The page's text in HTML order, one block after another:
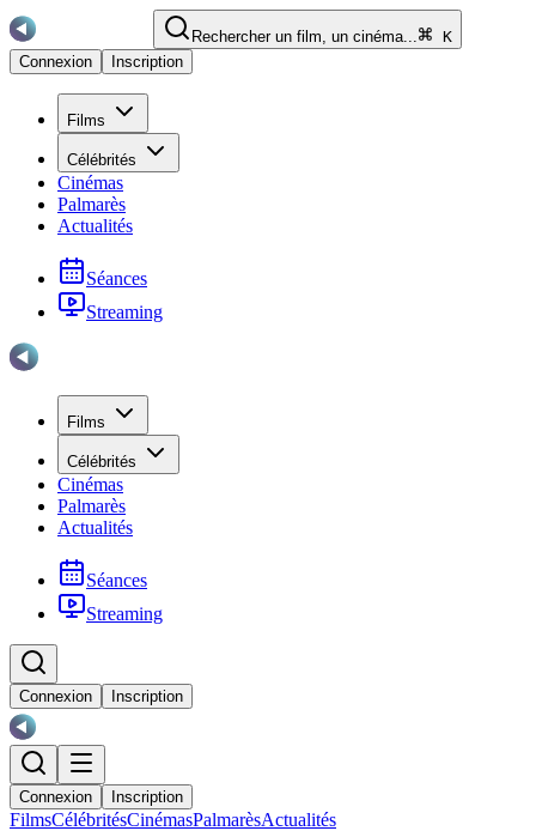
Rechercher un film, un cinéma...
K
Connexion
Inscription
Films
Célébrités
Cinémas
Palmarès
Actualités
Séances
Streaming
Films
Célébrités
Cinémas
Palmarès
Actualités
Séances
Streaming
Connexion Inscription
Connexion Inscription
FilmsCélébritésCinémasPalmarèsActualités